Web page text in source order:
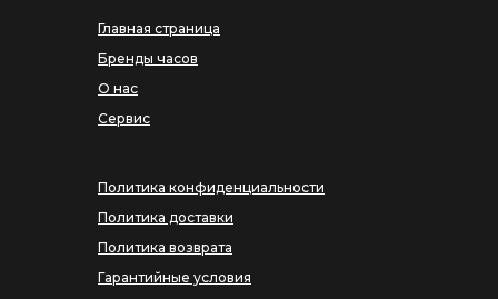
Главная страница
Бренды часов
О нас
Сервис
Политика конфиденциальности
Политика доставки
Политика возврата
Гарантийные условия